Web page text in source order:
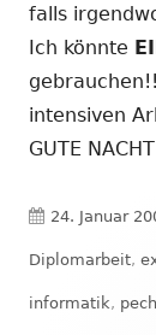
falls
Ich könnte
intensiven
GUTE
Veröffentlicht
am
24. Januar
Diplomarbeit,
informatik, pech